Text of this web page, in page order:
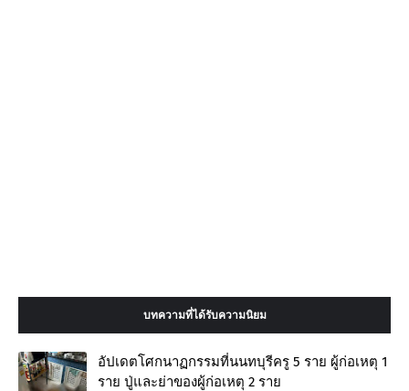
บทความที่ได้รับความนิยม
อัปเดตโศกนาฏกรรมที่นนทบุรีครู 5 ราย ผู้ก่อเหตุ 1
ราย ปู่และย่าของผู้ก่อเหตุ 2 ราย